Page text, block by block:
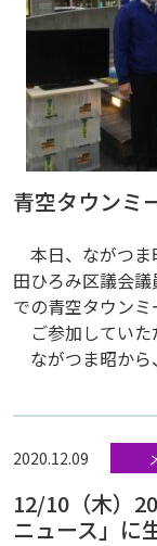
青空タウンミ
本日、ながつま
田ひろみ区議会
での青空タウンミ
ご参加していた
ながつま昭か
2020.12.09
12/10（木）
ニュース」に